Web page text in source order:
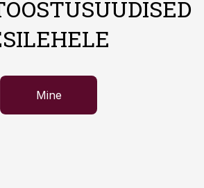
Mine